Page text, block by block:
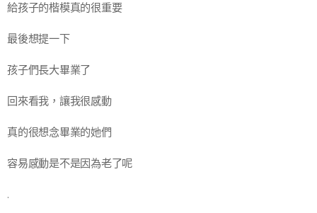
給孩子的楷模真的很重要👍
最後想提一下
孩子們長大畢業了🎓
回來看我，讓我很感動🥲
真的很想念畢業的她們
容易感動是不是因為老了呢😂
.